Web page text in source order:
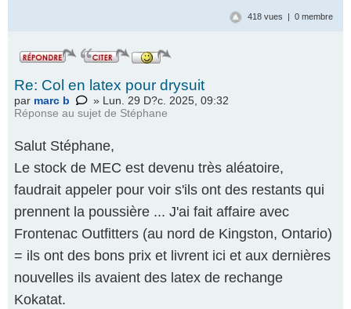
418 vues | 0 membre
.
Re: Col en latex pour drysuit
par marc b
» Lun. 29 D?c. 2025, 09:32
Réponse au sujet de Stéphane
Salut Stéphane,
Le stock de MEC est devenu très aléatoire,
faudrait appeler pour voir s'ils ont des restants qui
prennent la poussière ... J'ai fait affaire avec
Frontenac Outfitters (au nord de Kingston, Ontario)
= ils ont des bons prix et livrent ici et aux dernières
nouvelles ils avaient des latex de rechange
Kokatat.